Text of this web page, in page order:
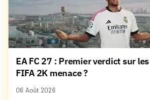
EA FC 27 : Premier verdict sur
FIFA 2K menace ?
06 Août 2026